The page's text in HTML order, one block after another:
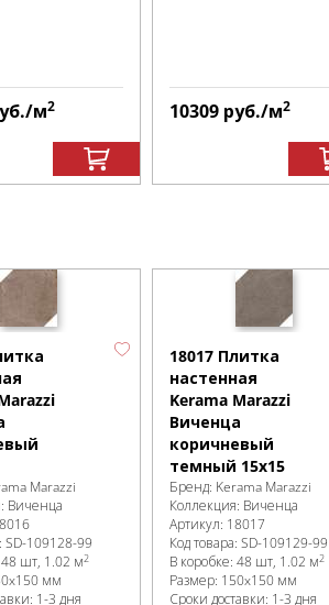
/м2 10309 руб./м2
Marazzi
Виченца
SD-109128-99
48 шт, 1.02 м2
мм
1-3 дня
18017 Плитка
настенная
Kerama Marazzi
Виченца
коричневый
темный 15х15
Бренд: Kerama Marazzi
Коллекция: Виченца
Артикул: 18017
Код товара: SD-109129-99
В коробке: 48 шт, 1.02 м2
Размер: 150x150 мм
Сроки доставки: 1-3 дня